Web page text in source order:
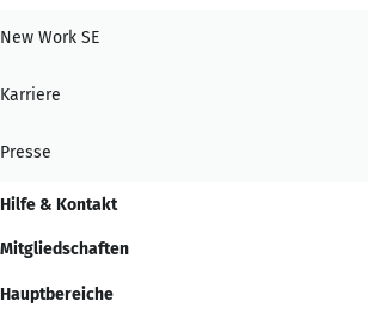
New Work SE
Karriere
Presse
Hilfe & Kontakt
Mitgliedschaften
Hauptbereiche